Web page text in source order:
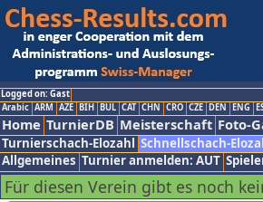
Logged on: Gast
Arabic ARM AZE BIH BUL CAT CHN CRO CZE DEN ENG
Home TurnierDB Meisterschaft Foto-
Turnierschach-Elozahl Schnellschach-
Allgemeines Turnier anmelden: AUT
Für diesen Verein gibt es noch